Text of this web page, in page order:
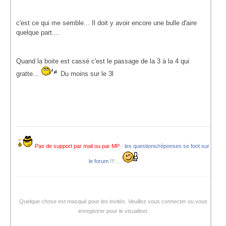
c'est ce qui me semble... Il doit y avoir encore une bulle d'aire
quelque part....
Quand la boite est cassé c'est le passage de la 3 à la 4 qui
gratte...
Du moins sur le 3l
Pas de support par mail ou par MP- les questions/réponses se font sur
le forum!!!....
Quelque chose est masqué pour les invités. Veuillez vous connecter ou vous
enregistrer pour le visualiser.